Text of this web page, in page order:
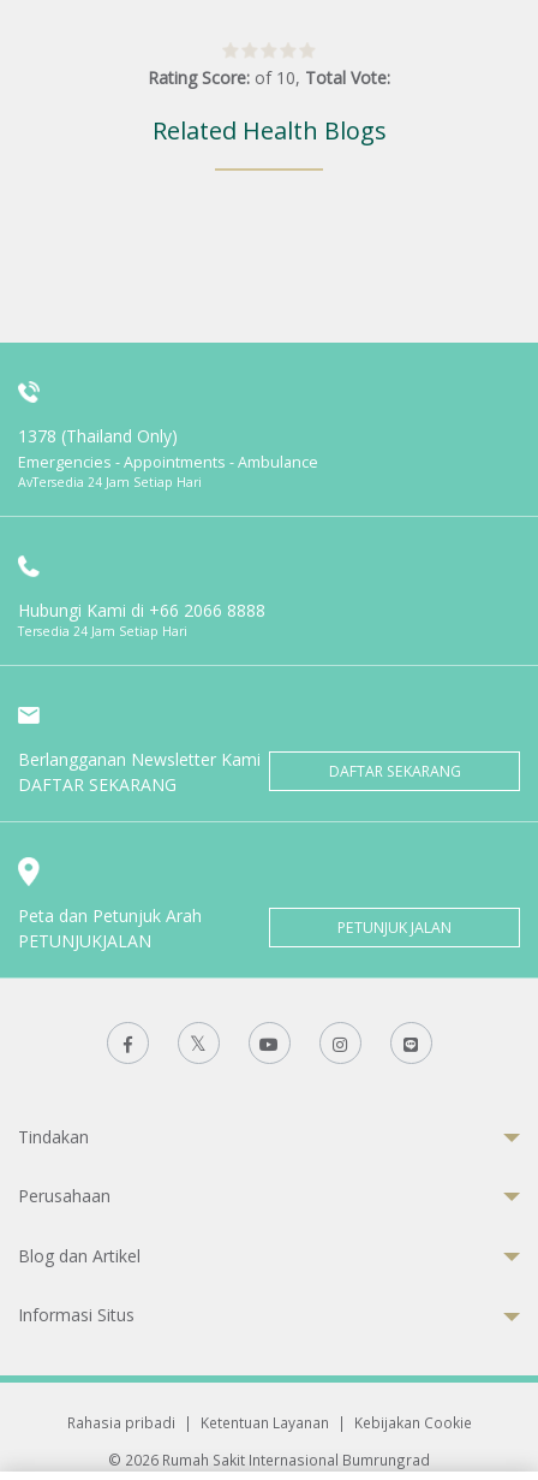
Rating Score: of 10, Total Vote:
Related Health Blogs
1378 (Thailand Only)
Emergencies - Appointments - Ambulance
AvTersedia 24 Jam Setiap Hari
Hubungi Kami di +66 2066 8888
Tersedia 24 Jam Setiap Hari
Berlangganan Newsletter Kami
DAFTAR SEKARANG
DAFTAR SEKARANG
Peta dan Petunjuk Arah
PETUNJUKJALAN
PETUNJUK JALAN
Tindakan
Perusahaan
Blog dan Artikel
Informasi Situs
Rahasia pribadi | Ketentuan Layanan |
Kebijakan Cookie
© 2026 Rumah Sakit Internasional Bumrungrad